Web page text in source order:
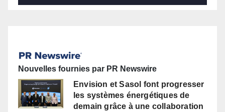
Nouvelles fournies par PR Newswire
Envision et Sasol font progresser
les systèmes énergétiques de
demain grâce à une collaboration